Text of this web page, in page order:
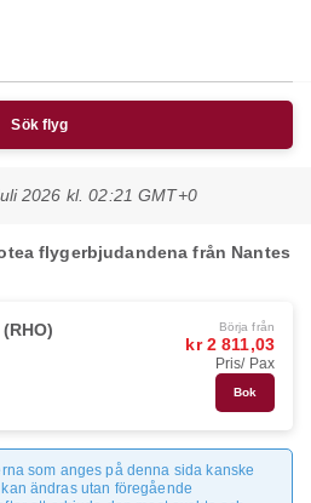
Sök flyg
2026 kl. 02:21 GMT+0
flygerbjudandena från Nantes
Börja från
kr 2 811,03
Pris/ Pax
Bok
som anges på denna sida kanske
ändras utan föregående